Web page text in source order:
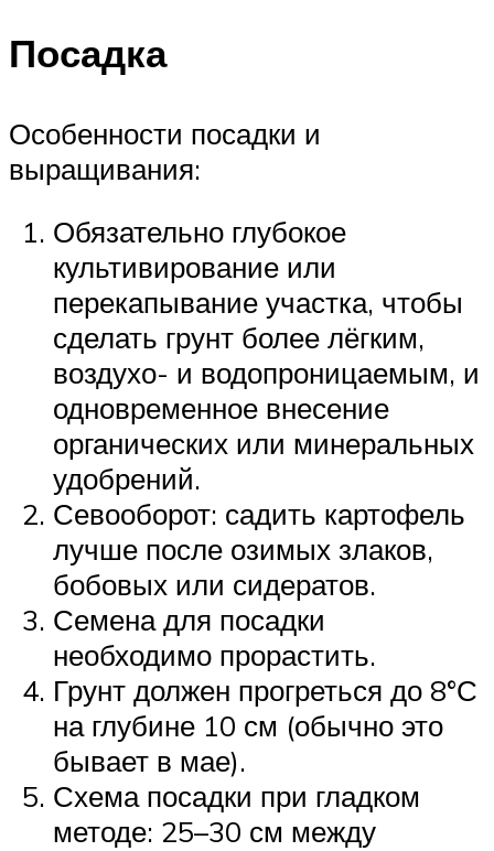
Посадка
Особенности посадки и
выращивания:
Обязательно глубокое
культивирование или
перекапывание участка, чтобы
сделать грунт более лёгким,
воздухо- и водопроницаемым, и
одновременное внесение
органических или минеральных
удобрений.
Севооборот: садить картофель
лучше после озимых злаков,
бобовых или сидератов.
Семена для посадки
необходимо прорастить.
Грунт должен прогреться до 8°С
на глубине 10 см (обычно это
бывает в мае).
Схема посадки при гладком
методе: 25–30 см между